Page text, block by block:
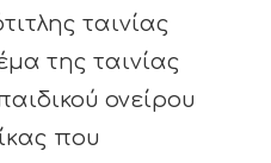
ταινίας
της ταινίας
ονείρου
που